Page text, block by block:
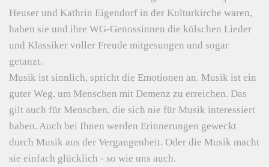
Heuser und Kathrin Eigendorf in der Kulturkirche waren,
haben sie und ihre WG-Genossinnen die kölschen Lieder
und Klassiker voller Freude mitgesungen und sogar
getanzt.
Musik ist sinnlich, spricht die Emotionen an. Musik ist ein
guter Weg, um Menschen mit Demenz zu erreichen. Das
gilt auch für Menschen, die sich nie für Musik interessiert
haben. Auch bei Ihnen werden Erinnerungen geweckt
durch Musik aus der Vergangenheit. Oder die Musik macht
sie einfach glücklich - so wie uns auch.